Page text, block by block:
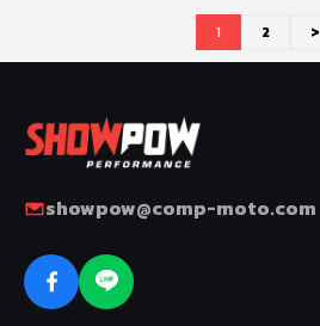
1 2 >
showpow@comp-moto.com